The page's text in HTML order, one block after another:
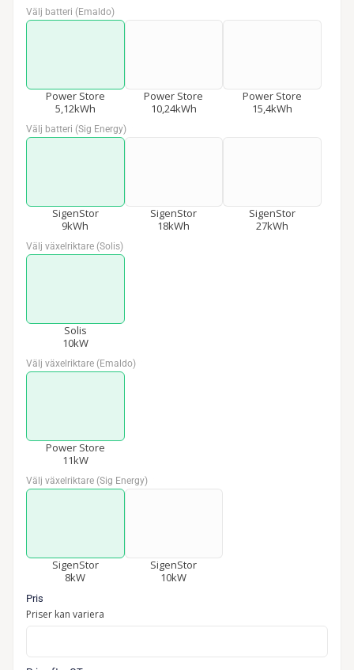
Välj batteri (Emaldo)
Power Store
5,12kWh
Power Store
10,24kWh
Power Store
15,4kWh
Välj batteri (Sig Energy)
SigenStor
9kWh
SigenStor
18kWh
SigenStor
27kWh
Välj växelriktare (Solis)
Solis
10kW
Välj växelriktare (Emaldo)
Power Store
11kW
Välj växelriktare (Sig Energy)
SigenStor
8kW
SigenStor
10kW
Pris
Priser kan variera